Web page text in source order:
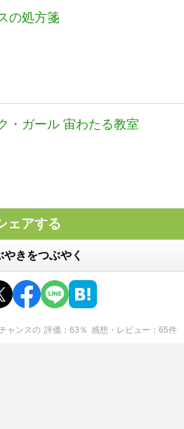
の処方箋
・ガール 宙わたる教室
ェアする
やきをつぶやく
ャンスの 評価 63 ％ 感想・レビュー 65件